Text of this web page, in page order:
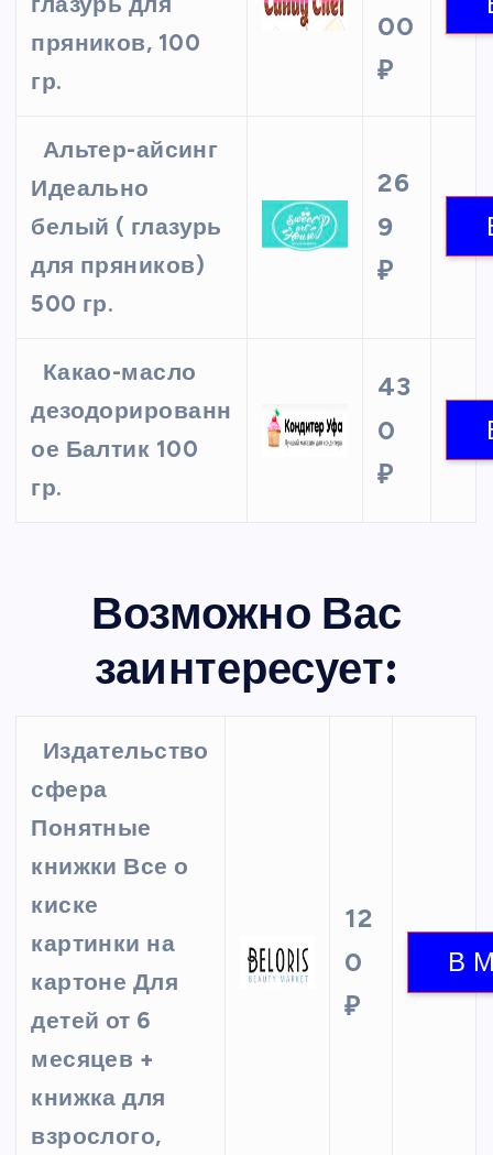
пряников, 100
гр.
00
₽
Альтер-айсинг
Идеально
белый ( глазурь
для пряников)
500 гр.
26
9
₽
Какао-масло
дезодорированн
ое Балтик 100
гр.
43
0
₽
Возможно Вас
заинтересует:
Издательство
сфера
Понятные
книжки Все о
киске
картинки на
картоне Для
детей от 6
месяцев +
книжка для
взрослого,
12
0
₽